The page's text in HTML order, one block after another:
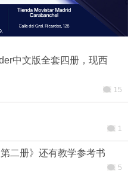
中文版全套四册，现西
15
1
二册》还有教学参考书
5